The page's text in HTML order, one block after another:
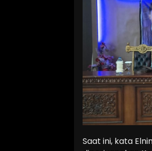
Saat ini, kata